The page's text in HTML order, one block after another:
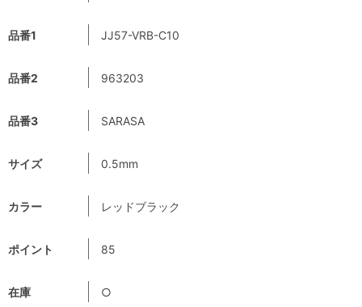
品番1 JJ57-VRB-C10
品番2 963203
品番3 SARASA
サイズ 0.5mm
カラー レッドブラック
ポイント 85
在庫 ○